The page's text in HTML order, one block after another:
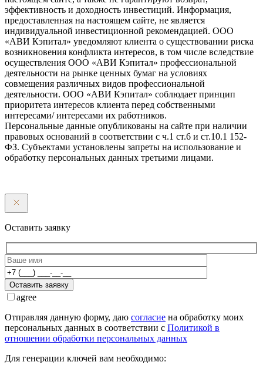
эффективность и доходность инвестиций. Информация,
предоставленная на настоящем сайте, не является
индивидуальной инвестиционной рекомендацией. ООО
«АВИ Кэпитал» уведомляют клиента о существовании риска
возникновения конфликта интересов, в том числе вследствие
осуществления ООО «АВИ Кэпитал» профессиональной
деятельности на рынке ценных бумаг на условиях
совмещения различных видов профессиональной
деятельности. ООО «АВИ Кэпитал» соблюдает принцип
приоритета интересов клиента перед собственными
интересами/ интересами их работников.
Персональные данные опубликованы на сайте при наличии
правовых оснований в соответствии с ч.1 ст.6 и ст.10.1 152-
ФЗ. Субъектами установлены запреты на использование и
обработку персональных данных третьими лицами.
Оставить заявку
Оставить заявку
agree
Отправляя данную форму, даю согласие на обработку моих
персональных данных в соответствии с Политикой в
отношении обработки персональных данных
Для генерации ключей вам необходимо: